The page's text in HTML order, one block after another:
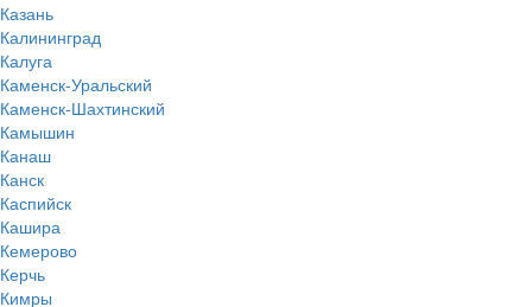
Казань
Калининград
Калуга
Каменск-Уральский
Каменск-Шахтинский
Камышин
Канаш
Канск
Каспийск
Кашира
Кемерово
Керчь
Кимры